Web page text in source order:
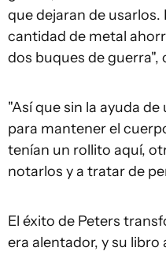
que dejaran de usarlos.
cantidad de metal
dos buques de guerra",
"Así que sin la ayuda
para mantener el
tenían un rollito aquí,
notarlos y a tratar de
El éxito de Peters
era alentador, y su